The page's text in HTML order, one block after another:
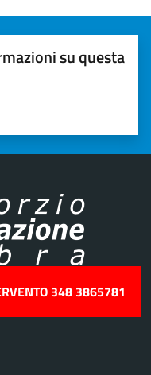
su questa
348 3865781